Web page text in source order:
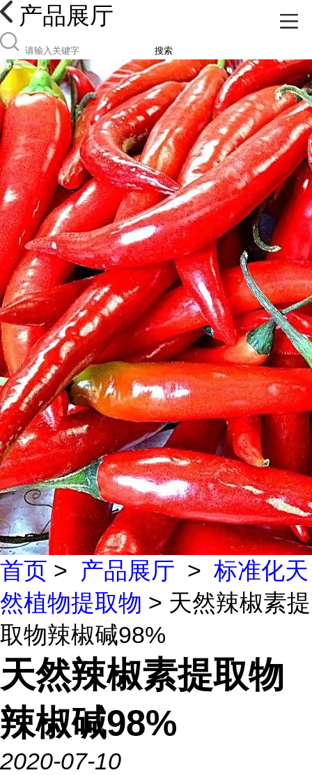
产品展厅
搜索
首页 > 产品展厅 > 标准化天
然植物提取物 > 天然辣椒素提
取物辣椒碱98%
天然辣椒素提取物
辣椒碱98%
2020-07-10